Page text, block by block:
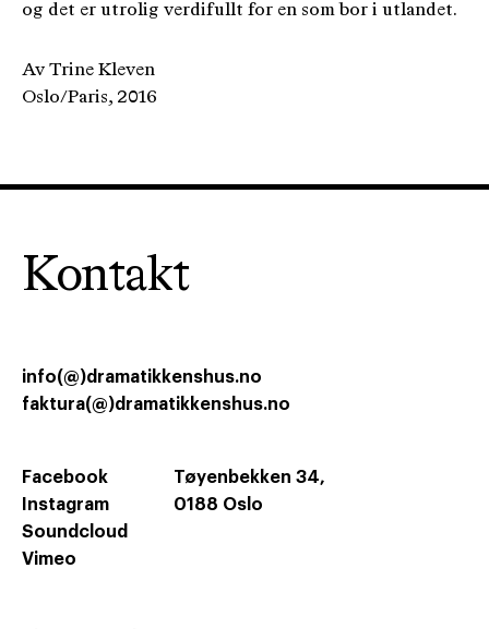
og det er utrolig verdifullt for en som bor i utlandet.
Av Trine Kleven
Oslo/Paris, 2016
Kontakt
Tøyenbekken 34,
0188 Oslo
info(@)dramatikkenshus.no
faktura(@)dramatikkenshus.no
Facebook
Instagram
Soundcloud
Vimeo